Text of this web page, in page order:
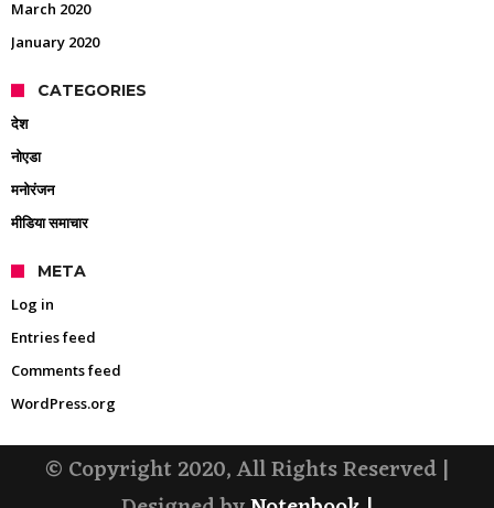
March 2020
January 2020
CATEGORIES
देश
नोएडा
मनोरंजन
मीडिया समाचार
META
Log in
Entries feed
Comments feed
WordPress.org
© Copyright 2020, All Rights Reserved |